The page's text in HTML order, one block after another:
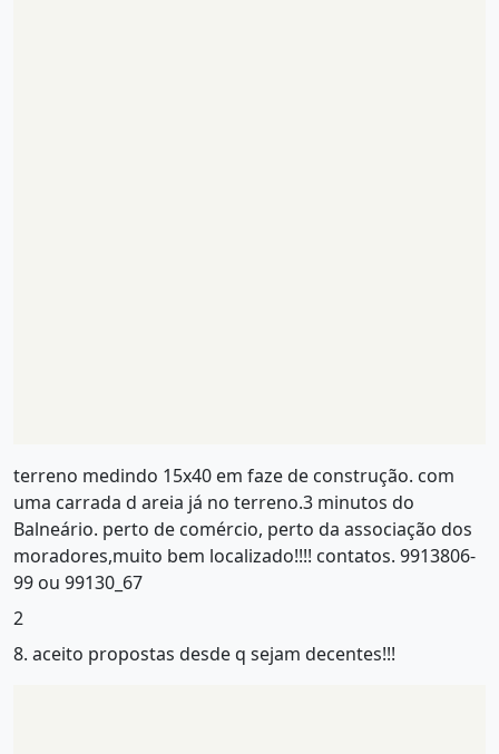
terreno medindo 15x40 em faze de construção. com
uma carrada d areia já no terreno.3 minutos do
Balneário. perto de comércio, perto da associação dos
moradores,muito bem localizado!!!! contatos. 9913806-
99 ou 99130_67
2
8. aceito propostas desde q sejam decentes!!!